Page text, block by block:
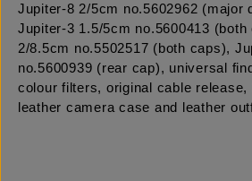
Jupiter-8 2/5cm no.5602962 (major
Jupiter-3 1.5/5cm no.5600413
2/8.5cm no.5502517 (both caps),
no.5600939 (rear cap), universal
colour filters, original cable release,
leather camera case and leather